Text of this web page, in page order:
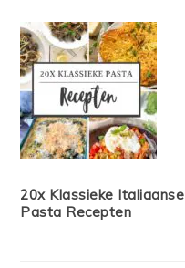
20x Klassieke Italiaanse
Pasta Recepten